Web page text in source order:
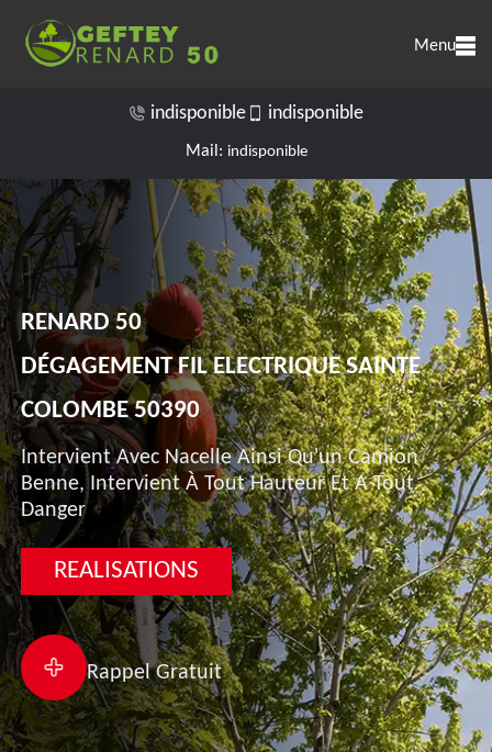
Menu
indisponible indisponible
Mail: indisponible
RENARD 50
DÉGAGEMENT FIL ELECTRIQUE SAINTE
COLOMBE 50390
Intervient Avec Nacelle Ainsi Qu'un Camion
Benne, Intervient À Tout Hauteur Et A Tout
Danger
REALISATIONS
Rappel Gratuit